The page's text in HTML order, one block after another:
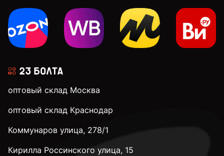
оптовый склад Москва
оптовый склад Краснодар
Коммунаров улица, 278/1
Кирилла Россинского улица, 15